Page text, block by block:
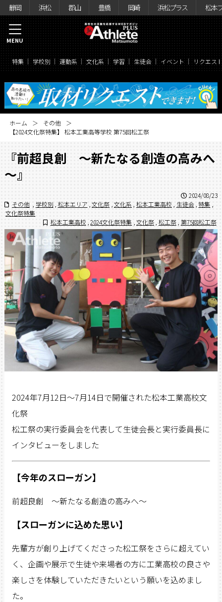
静岡 浜松 郡山 豊橋 岡崎 浜松プラス 松本
特集 学校別 運動系 文化系 学習 生徒会 イベント リクエス
MENU
ホーム
その他
【2024文化祭特集】 松本工業高等学校 第75回松工祭
『前超良創 ～新たなる創造の高みへ
～』
2024/08/23
その他 , 学校別 松本エリア 文化祭 ,文化系 , 松本工業高校 生徒会 , 特集 ,
文化祭特集
松本工業高校 2024文化祭特集 文化祭 松工祭 第75回松工祭
2024年7月12日～7月14日で開催された松本工業高校文
化祭
松工祭の実行委員会を代表して生徒会長と実行委員長に
インタビューをしました
【今年のスローガン】
前超良創 ～新たなる創造の高みへ～
【スローガンに込めた思い】
先輩方が創り上げてくださった松工祭をさらに超えてい
く、企画や展示で生徒や来場者の方に工業高校の良さや
楽しさを体験していただきたいという願いを込めまし
た。